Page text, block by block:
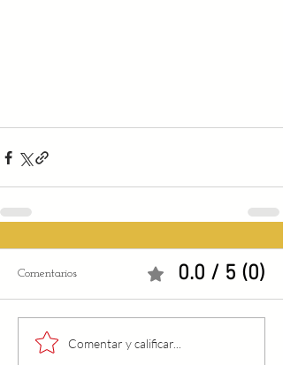
Comentarios 0.0 / 5 (0)
Comentar y calificar...